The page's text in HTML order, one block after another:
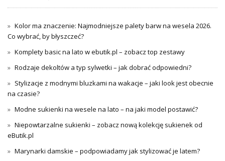
Kolor ma znaczenie: Najmodniejsze palety barw na wesela 2026.
Co wybrać, by błyszczeć?
Komplety basic na lato w ebutik.pl – zobacz top zestawy
Rodzaje dekoltów a typ sylwetki – jak dobrać odpowiedni?
Stylizacje z modnymi bluzkami na wakacje – jaki look jest obecnie
na czasie?
Modne sukienki na wesele na lato – na jaki model postawić?
Niepowtarzalne sukienki – zobacz nową kolekcję sukienek od
eButik.pl
Marynarki damskie – podpowiadamy jak stylizować je latem?